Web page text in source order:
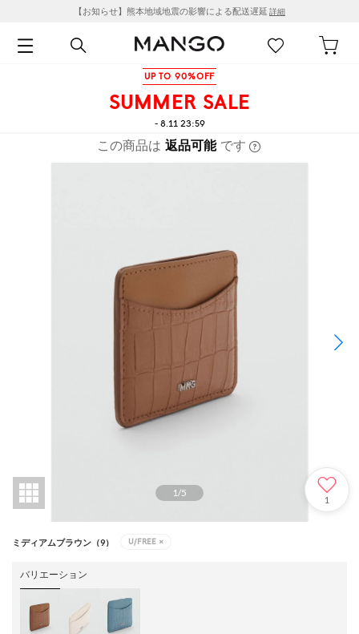
【お知らせ】熊本地域地震の影響による配送遅延 詳細
UP TO 90%OFF
SUMMER SALE
- 8.11 23:59
この商品は 返品可能 です
1/5
1
ミディアムブラウン（9） U/FREE ×
バリエーション